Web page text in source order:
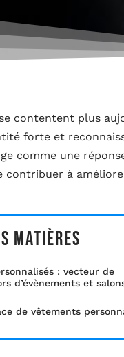
contentent plus
forte et
comme une
à
matières
: vecteur de
d’évènements et
de vêtements